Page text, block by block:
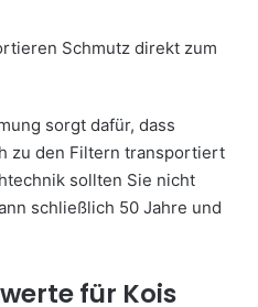
Schmutz direkt zum
sorgt dafür, dass
zu den Filtern transportiert
sollten Sie nicht
schließlich 50 Jahre und
für Kois